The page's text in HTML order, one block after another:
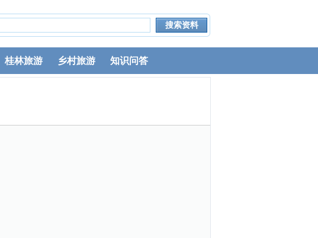
桂林旅游 乡村旅游 知识问答